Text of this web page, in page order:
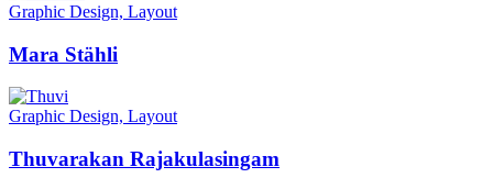
Graphic Design, Layout
Mara Stähli
Graphic Design, Layout
Thuvarakan Rajakulasingam